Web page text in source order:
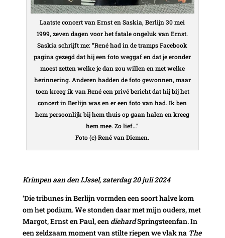
Laatste concert van Ernst en Saskia, Berlijn 30 mei
1999, zeven dagen voor het fatale ongeluk van Ernst.
Saskia schrijft me: “René had in de tramps Facebook
pagina gezegd dat hij een foto weggaf en dat je eronder
moest zetten welke je dan zou willen en met welke
herinnering. Anderen hadden de foto gewonnen, maar
toen kreeg ik van René een privé bericht dat hij bij het
concert in Berlijn was en er een foto van had. Ik ben
hem persoonlijk bij hem thuis op gaan halen en kreeg
hem mee. Zo lief…”
Foto (c) René van Diemen.
Krimpen aan den IJssel, zaterdag 20 juli 2024
‘Die tribunes in Berlijn vormden een soort halve kom
om het podium. We stonden daar met mijn ouders, met
Margot, Ernst en Paul, een diehardSpringsteenfan. In
een zeldzaam moment van stilte riepen we vlak na The